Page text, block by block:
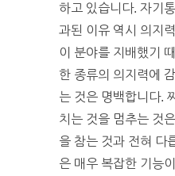
하고 있습니다. 자기
과된 이유 역시 의지
이 분야를 지배했기
한 종류의 의지력에
는 것은 명백합니다.
치는 것을 멈추는 것
을 참는 것과 전혀 다
은 매우 복잡한 기능